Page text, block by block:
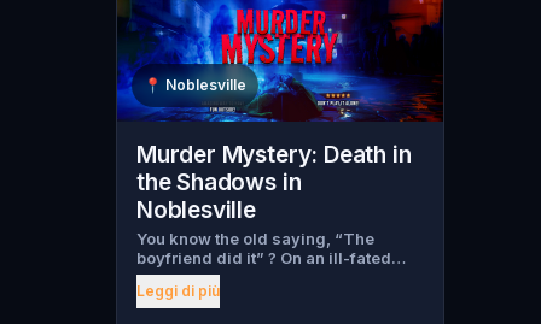
📍 Noblesville
Murder Mystery: Death in
the Shadows in
Noblesville
You know the old saying, “The
boyfriend did it” ? On an ill-fated
night, love goes terribly wrong for
Bella Wanderlust and Walter Bridges
Leggi di più